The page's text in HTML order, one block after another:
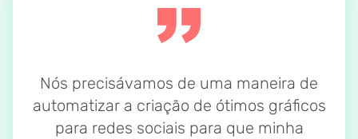
Nós precisávamos de uma maneira de
automatizar a criação de ótimos gráficos
para redes sociais para que minha